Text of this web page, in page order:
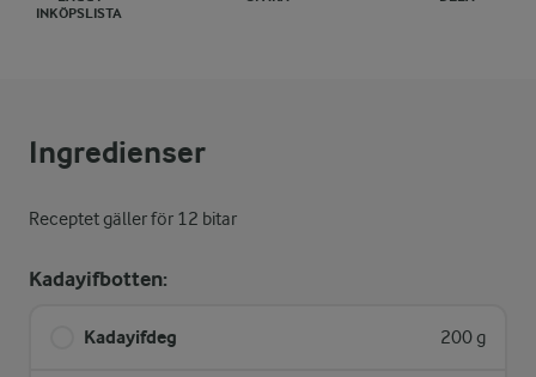
INKÖPSLISTA
Ingredienser
Receptet gäller för 12 bitar
Kadayifbotten:
Kadayifdeg 200 g